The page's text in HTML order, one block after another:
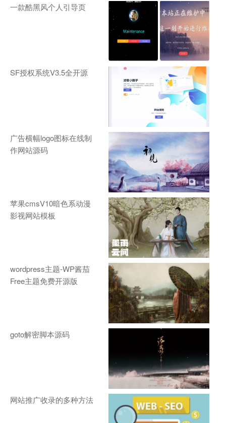
一款酷黑风个人引导页
SF授权系统V3.5全开源
广告横幅logo图标在线制
作网站源码
苹果cmsV10暗色系动漫
影视网站模板
wordpress主题-WP酱茄
Free主题免费开源版
goto解密脚本源码
网站推广收录的多种方法